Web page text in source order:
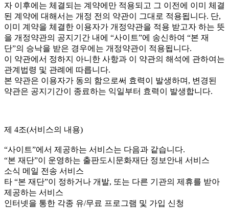
자 이후에는 체결되는 계약에만 적용되고 그 이전에 이미 체결
된 계약에 대해서는 개정 전의 약관이 그대로 적용됩니다. 단,
이미 계약을 체결한 이용자가 개정약관을 적용 받고자 하는 뜻
을 개정약관의 공지기간 내에 “사이트”에 송신하여 “본 재
단”의 승낙을 받은 경우에는 개정약관이 적용됩니다.
이 약관에서 정하지 아니한 사항과 이 약관의 해석에 관하여는
관계법령 및 관례에 따릅니다.
본 약관은 이용자가 동의 함으로써 효력이 발생하며, 변경된
약관은 공지기간이 종료하는 익일부터 효력이 발생합니다.
제 4조(서비스의 내용)
“사이트”에서 제공하는 서비스는 다음과 같습니다.
“본 재단”이 운영하는 출판도시문화재단 정보안내 서비스
소식 메일 전송 서비스
타 “본 재단”이 정하거나 개발, 또는 다른 기관의 제휴를 받아
제공하는 서비스
인터넷을 통한 각종 유/무료 프로그램 및 가입 신청